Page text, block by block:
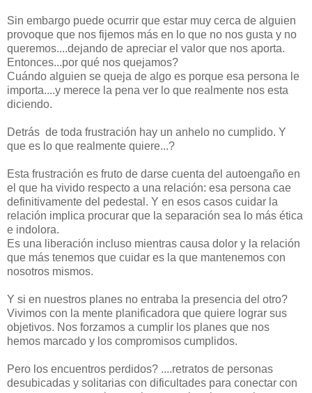
Sin embargo puede ocurrir que estar muy cerca de alguien
provoque que nos fijemos más en lo que no nos gusta y no
queremos....dejando de apreciar el valor que nos aporta.
Entonces...por qué nos quejamos?
Cuándo alguien se queja de algo es porque esa persona le
importa....y merece la pena ver lo que realmente nos esta
diciendo.
Detrás de toda frustración hay un anhelo no cumplido. Y
que es lo que realmente quiere...?
Esta frustración es fruto de darse cuenta del autoengaño en
el que ha vivido respecto a una relación: esa persona cae
definitivamente del pedestal. Y en esos casos cuidar la
relación implica procurar que la separación sea lo más ética
e indolora.
Es una liberación incluso mientras causa dolor y la relación
que más tenemos que cuidar es la que mantenemos con
nosotros mismos.
Y si en nuestros planes no entraba la presencia del otro?
Vivimos con la mente planificadora que quiere lograr sus
objetivos. Nos forzamos a cumplir los planes que nos
hemos marcado y los compromisos cumplidos.
Pero los encuentros perdidos? ....retratos de personas
desubicadas y solitarias con dificultades para conectar con